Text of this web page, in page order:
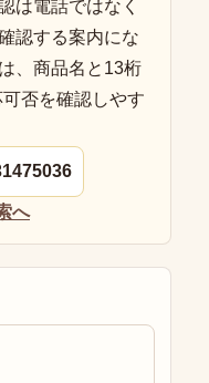
は電話ではなく
認する案内にな
、商品名と13桁
否を確認しやす
へ